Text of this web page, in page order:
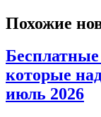
Похожие
которые
июль 2026